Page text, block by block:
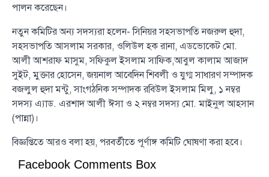
পালন করেছেন।
নতুন কমিটির অন্য সদস্যরা হলেন- সিনিয়র সহসভাপতি নজরুল হুদা,
সহসভাপতি আসলাম সরকার, ওলিউল হক রানা, এডভোকেট মো.
আলী আশরাফ মাসুম, সফিকুল ইসলাম সাফিক,আবুল কালাম আজাদ
সুইট, মুক্তার হোসেন, জয়নাল আবেদিন শিবলী ও যুগ্ম সাধারণ সম্পাদক
বজলুল হুদা মন্টু, সাংগঠনিক সম্পাদক রবিউল ইসলাম মিলু, ১ নম্বর
সদস্য এ্যাড. এরশাদ আলী ঈসা ও ২ নম্বর সদস্য মো. মাইনুল আহসান
(পান্না)।
বিজ্ঞপ্তিতে আরও বলা হয়, পরবর্তীতে পূর্ণাঙ্গ কমিটি ঘোষণা করা হবে।
Facebook Comments Box